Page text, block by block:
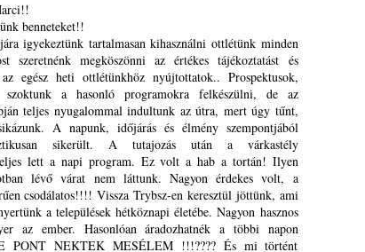
benneteket!!
igyekeztünk tartalmasan kihasználni ottlétünk minden
szeretnénk megköszönni az értékes tájékoztatást és
egész heti ottlétünkhöz nyújtottatok.. Prospektusok,
szoktunk a hasonló programokra felkészülni, de az
teljes nyugalommal indultunk az útra, mert úgy tűnt,
A napunk, időjárás és élmény szempontjából
sikerült. A tutajozás után a várkastély
lett a napi program. Ez volt a hab a tortán! Ilyen
lévő várat nem láttunk. Nagyon érdekes volt, a
csodálatos!!!! Vissza Trybsz-en keresztül jöttünk, ami
a települések hétköznapi életébe. Nagyon hasznos
az ember. Hasonlóan áradozhatnék a többi napon
PONT NEKTEK MESÉLEM !!!???? És mi történt